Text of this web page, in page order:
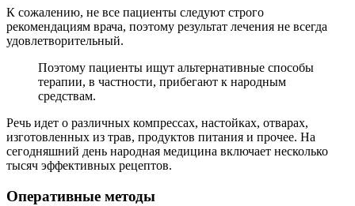
К сожалению, не все пациенты следуют строго
рекомендациям врача, поэтому результат лечения не всегда
удовлетворительный.
Поэтому пациенты ищут альтернативные способы
терапии, в частности, прибегают к народным
средствам.
Речь идет о различных компрессах, настойках, отварах,
изготовленных из трав, продуктов питания и прочее. На
сегодняшний день народная медицина включает несколько
тысяч эффективных рецептов.
Оперативные методы